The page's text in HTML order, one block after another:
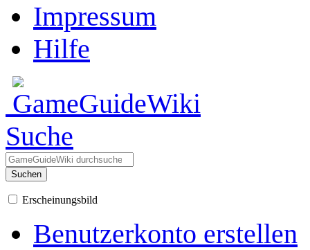
Impressum
Hilfe
Suche
Suchen
Erscheinungsbild
Benutzerkonto erstellen